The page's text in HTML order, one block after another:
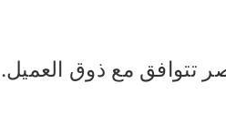
تتوافق مع ذوق العميل.